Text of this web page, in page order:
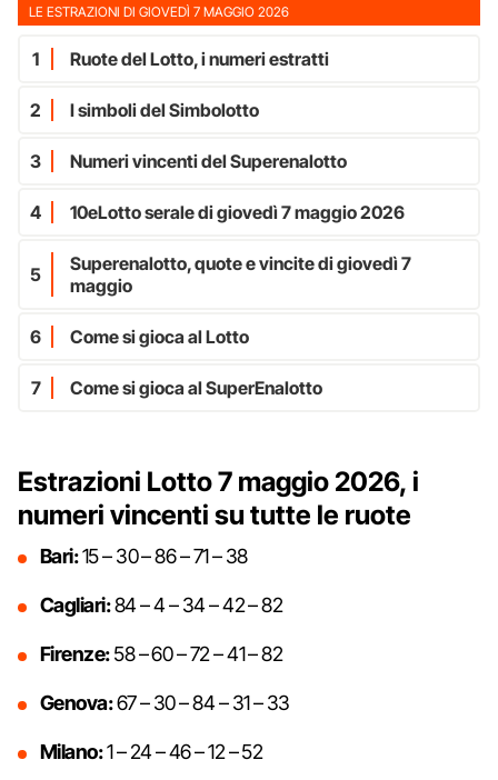
LE ESTRAZIONI DI GIOVEDÌ 7 MAGGIO 2026
1 Ruote del Lotto, i numeri estratti
2 I simboli del Simbolotto
3 Numeri vincenti del Superenalotto
4 10eLotto serale di giovedì 7 maggio 2026
5
Superenalotto, quote e vincite di giovedì 7
maggio
6 Come si gioca al Lotto
7 Come si gioca al SuperEnalotto
Estrazioni Lotto 7 maggio 2026, i
numeri vincenti su tutte le ruote
Bari:15 – 30 – 86 – 71 – 38
Cagliari:84 – 4 – 34 – 42 – 82
Firenze:58 – 60 – 72 – 41 – 82
Genova:67 – 30 – 84 – 31 – 33
Milano:1 – 24 – 46 – 12 – 52